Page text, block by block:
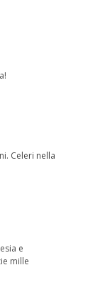
Celeri nella
e
mille